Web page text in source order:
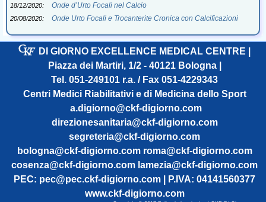
18/12/2020: Onde d’Urto Focali nel Calcio
20/08/2020: Onde Urto Focali e Trocanterite Cronica con Calcificazioni
DI GIORNO EXCELLENCE MEDICAL CENTRE
Piazza dei Martiri, 1/2 - 40121 Bologna
Tel. 051-249101 r.a. / Fax 051-4229343
Centri Medici Riabilitativi e di Medicina dello Sport
a.digiorno@ckf-digiorno.com
direzionesanitaria@ckf-digiorno.com
segreteria@ckf-digiorno.com
bologna@ckf-digiorno.com roma@ckf-digiorno.com
cosenza@ckf-digiorno.com lamezia@ckf-digiorno.com
PEC: pec@pec.ckf-digiorno.com
P.IVA: 04141560377
www.ckf-digiorno.com